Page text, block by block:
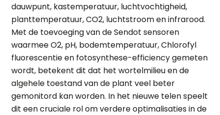
dauwpunt, kastemperatuur, luchtvochtigheid,
planttemperatuur, CO2, luchtstroom en infrarood.
Met de toevoeging van de Sendot sensoren
waarmee O2, pH, bodemtemperatuur, Chlorofyl
fluorescentie en fotosynthese-efficiency gemeten
wordt, betekent dit dat het wortelmilieu en de
algehele toestand van de plant veel beter
gemonitord kan worden. In het nieuwe telen speelt
dit een cruciale rol om verdere optimalisaties in de